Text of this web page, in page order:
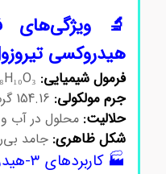
هیدروکسی تیروزول
فرمول شیمیایی:C₈H₁₀O₃
جرم مولکولی:154.16 گرم بر مول
حلالیت:محلول در آب و
شکل ظاهری:جامد
🏭 کاربردهای ۳-هیدروکسی تیروزول